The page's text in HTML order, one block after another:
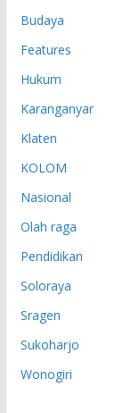
Budaya
Features
Hukum
Karanganyar
Klaten
KOLOM
Nasional
Olah raga
Pendidikan
Soloraya
Sragen
Sukoharjo
Wonogiri